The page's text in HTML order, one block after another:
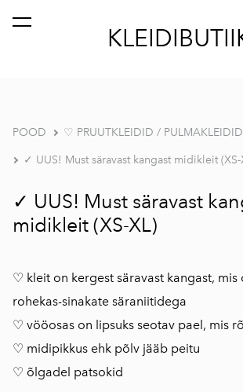
lisati ostukorvi. Vaata ostukorvi
POOD ♡ PRUUTKLEIDID / PULMAKLEIDID
✓ UUS! Must säravast kangast midikleit (XS-
✓ UUS! Must säravast
midikleit (XS-XL)
♡ kleit on kergest säravast kangast, mis
rohekas-sinakate säraniitidega
♡ vööosas on lipsuks seotav pael, mis
♡ midipikkus ehk põlv jääb peitu
♡ õlgadel patsokid